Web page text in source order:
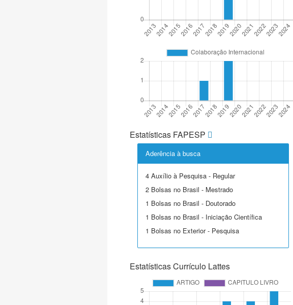
Estatísticas FAPESP
Aderência à busca
4 Auxílio à Pesquisa - Regular
2 Bolsas no Brasil - Mestrado
1 Bolsas no Brasil - Doutorado
1 Bolsas no Brasil - Iniciação Científica
1 Bolsas no Exterior - Pesquisa
Estatísticas Currículo Lattes